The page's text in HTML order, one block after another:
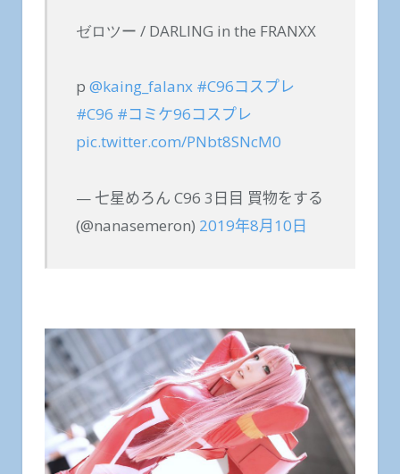
ゼロツー / DARLING in the FRANXX
p @kaing_falanx #C96コスプレ
#C96 #コミケ96コスプレ
pic.twitter.com/PNbt8SNcM0
— 七星めろん C96 3日目 買物をする
(@nanasemeron) 2019年8月10日